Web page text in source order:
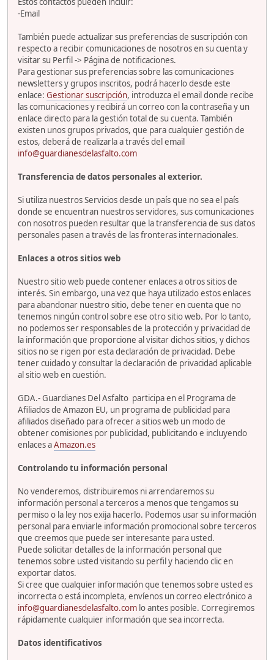
-Email
También puede actualizar sus preferencias de suscripción con
respecto a recibir comunicaciones de nosotros en su cuenta y
visitar su Perfil -> Página de notificaciones.
Para gestionar sus preferencias sobre las comunicaciones
newsletters y grupos inscritos, podrá hacerlo desde este
enlace: Gestionar suscripción, introduzca el email donde recibe
las comunicaciones y recibirá un correo con la contraseña y un
enlace directo para la gestión total de su cuenta. También
existen unos grupos privados, que para cualquier gestión de
estos, deberá de realizarla a través del email
info@guardianesdelasfalto.com
Transferencia de datos personales al exterior.
Si utiliza nuestros Servicios desde un país que no sea el país
donde se encuentran nuestros servidores, sus comunicaciones
con nosotros pueden resultar que la transferencia de sus datos
personales pasen a través de las fronteras internacionales.
Enlaces a otros sitios web
Nuestro sitio web puede contener enlaces a otros sitios de
interés. Sin embargo, una vez que haya utilizado estos enlaces
para abandonar nuestro sitio, debe tener en cuenta que no
tenemos ningún control sobre ese otro sitio web. Por lo tanto,
no podemos ser responsables de la protección y privacidad de
la información que proporcione al visitar dichos sitios, y dichos
sitios no se rigen por esta declaración de privacidad. Debe
tener cuidado y consultar la declaración de privacidad aplicable
al sitio web en cuestión.
GDA.- Guardianes Del Asfalto participa en el Programa de
Afiliados de Amazon EU, un programa de publicidad para
afiliados diseñado para ofrecer a sitios web un modo de
obtener comisiones por publicidad, publicitando e incluyendo
enlaces aAmazon.es
Controlando tu información personal
No venderemos, distribuiremos ni arrendaremos su
información personal a terceros a menos que tengamos su
permiso o la ley nos exija hacerlo. Podemos usar su información
personal para enviarle información promocional sobre terceros
que creemos que puede ser interesante para usted.
Puede solicitar detalles de la información personal que
tenemos sobre usted visitando su perfil y haciendo clic en
exportar datos.
Si cree que cualquier información que tenemos sobre usted es
incorrecta o está incompleta, envíenos un correo electrónico a
info@guardianesdelasfalto.com lo antes posible. Corregiremos
rápidamente cualquier información que sea incorrecta.
Datos identificativos